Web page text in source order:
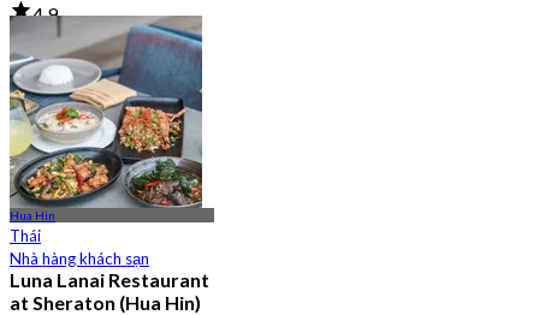
4.9
3.3K Đã đặt chỗ
Từ฿ 700
Hua Hin
Thái
Nhà hàng khách sạn
Luna Lanai Restaurant
at Sheraton (Hua Hin)